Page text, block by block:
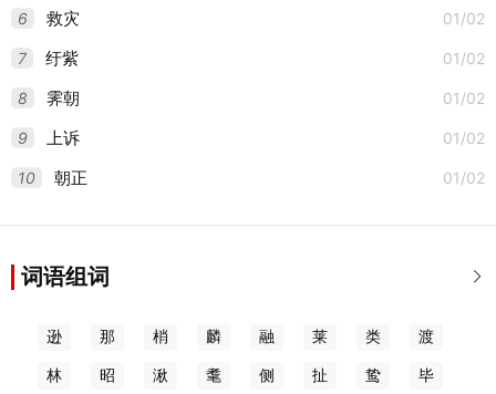
6 01/02
救灾
7 01/02
纡紫
8 01/02
霁朝
9 01/02
上诉
10 01/02
朝正

词语组词
逊 那 梢 麟 融 莱 类 渡
林 昭 湫 耄 侧 扯 鸷 毕